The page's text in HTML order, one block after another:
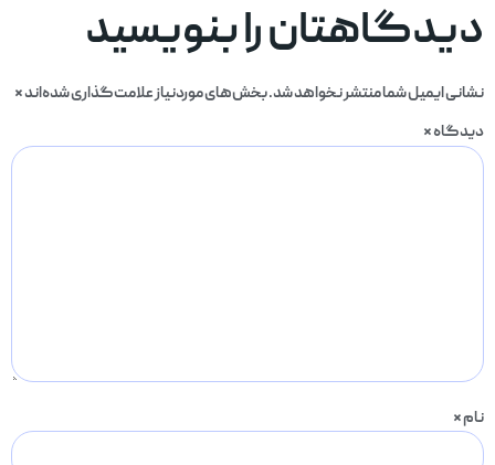
را بنویسید
ایمیل شما منتشر نخواهد شد.بخش‌های موردنیاز علامت‌گذاری شده‌اند*
*